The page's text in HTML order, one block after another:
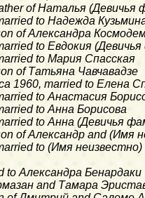
of Наталья (Девичья
to Надежда
of Александра
to Евдокия
to Мария Спасская
of Татьяна Чавчавадзе
1960, married to Елена
to Анастасия
to Анна Борисова
to Анна (Девичья
of Александр and (Имя
to (Имя
to Александра Бенардаки
and Тамара